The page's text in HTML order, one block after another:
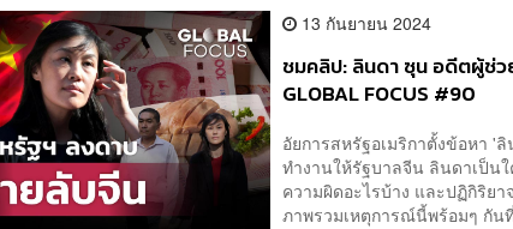
13 กันยายน 2024
ชมคลิป: ลินดา ซุน อดีตผู้ช่
GLOBAL FOCUS #90
อัยการสหรัฐอเมริกาตั้งข้อหา '
ทำงานให้รัฐบาลจีน ลินดาเป็น
ความผิดอะไรบ้าง และปฏิกิริย
ภาพรวมเหตุการณ์นี้พร้อมๆ กัน